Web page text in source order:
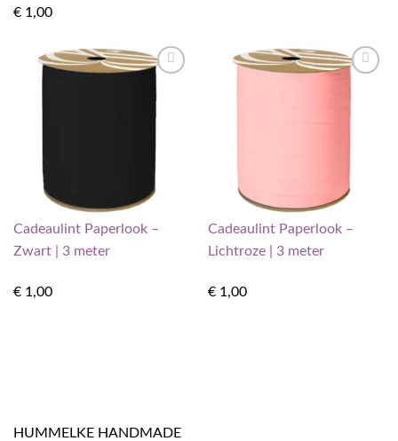
€1,00
Cadeaulint Paperlook –
Zwart | 3 meter
€1,00
Cadeaulint Paperlook –
Lichtroze | 3 meter
€1,00
HUMMELKE HANDMADE